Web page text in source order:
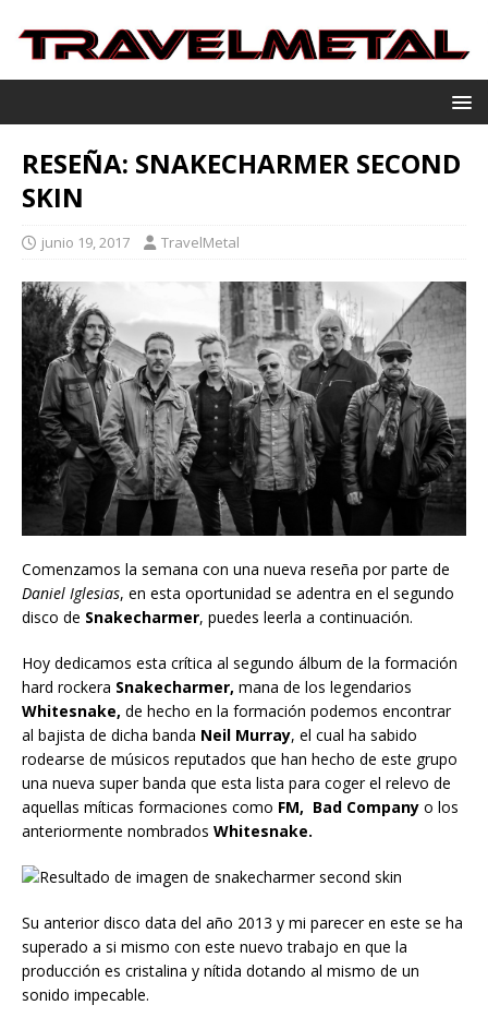
RESEÑA: SNAKECHARMER SECOND
SKIN
junio 19, 2017 TravelMetal
Comenzamos la semana con una nueva reseña por parte de
Daniel Iglesias, en esta oportunidad se adentra en el segundo
disco de Snakecharmer, puedes leerla a continuación.
Hoy dedicamos esta crítica al segundo álbum de la formación
hard rockera Snakecharmer, mana de los legendarios
Whitesnake, de hecho en la formación podemos encontrar
al bajista de dicha banda Neil Murray, el cual ha sabido
rodearse de músicos reputados que han hecho de este grupo
una nueva super banda que esta lista para coger el relevo de
aquellas míticas formaciones como FM, Bad Company o los
anteriormente nombrados Whitesnake.
Su anterior disco data del año 2013 y mi parecer en este se ha
superado a si mismo con este nuevo trabajo en que la
producción es cristalina y nítida dotando al mismo de un
sonido impecable.